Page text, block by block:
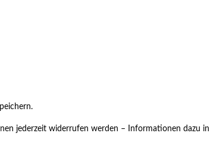
jederzeit widerrufen werden – Informationen dazu